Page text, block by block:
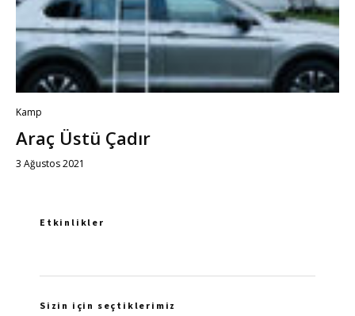
Kamp
Araç Üstü Çadır
3 Ağustos 2021
Etkinlikler
Sizin için seçtiklerimiz